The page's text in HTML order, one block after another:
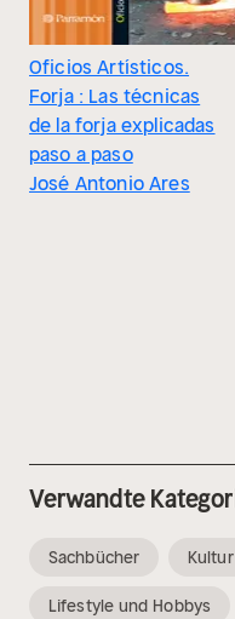
Oficios Artísticos.
Forja : Las técnicas
de la forja explicadas
paso a paso
José Antonio Ares
Verwandte
Sachbücher Kultur
Lifestyle und Hobbys